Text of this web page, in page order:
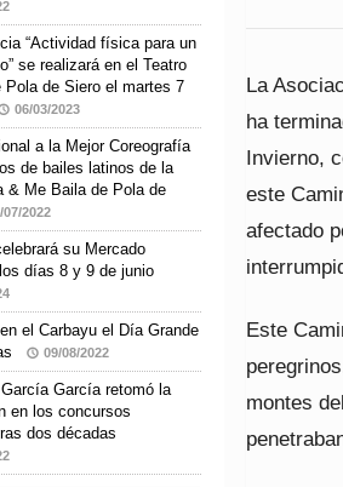
La
ha
Invierno,
este
afectado
Este
montes
“Actividad física para un
se realizará en el Teatro
Pola de Siero el martes 7
06/03/2023
a la Mejor Coreografía
de bailes latinos de la
& Me Baila de Pola de
07/2022
su Mercado
días 8 y 9 de junio
el Carbayu el Día Grande
09/08/2022
García retomó la
en los concursos
dos décadas